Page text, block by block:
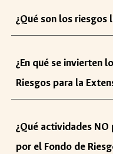
¿Qué son los riesgos
¿En qué se invierten
Riesgos para la
¿Qué actividades NO
por el Fondo de R